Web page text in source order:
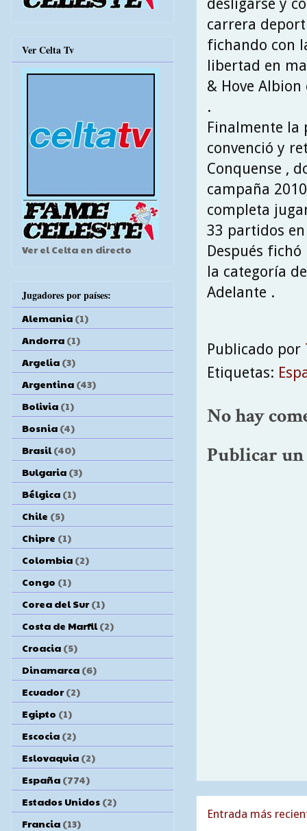
desligarse y
carrera
fichando con
libertad en
& Hove
.
Finalmente la
convenció y
Conquense ,
campaña
completa
33 partidos
Después
la categoría
Adelante .
Publicado por
Etiquetas:
No hay
Publicar
Entrada más
Ver Celta Tv
Ver el Celta en directo
Jugadores por países:
Alemania (1)
Andorra (1)
Argelia (3)
Argentina (43)
Bolivia (1)
Bosnia (4)
Brasil (40)
Bulgaria (3)
Bélgica (1)
Chile (5)
Chipre (1)
Colombia (2)
Congo (1)
Corea del Sur (1)
Costa de Marfil (2)
Croacia (5)
Dinamarca (6)
Ecuador (2)
Egipto (1)
Escocia (2)
Eslovaquia (2)
España (774)
Estados Unidos (2)
Francia (13)